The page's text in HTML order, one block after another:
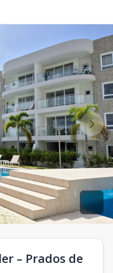
– Prados de
Punta Cana 3er nivel